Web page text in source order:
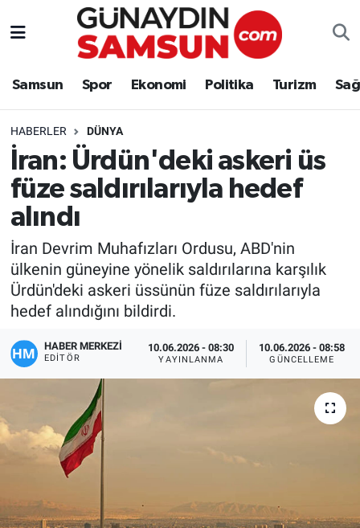
Samsun Spor Ekonomi Politika Turizm
HABERLER DÜNYA
İran: Ürdün'deki askeri üs
füze saldırılarıyla hedef
alındı
İran Devrim Muhafızları Ordusu, ABD'nin
ülkenin güneyine yönelik saldırılarına karşılık
Ürdün'deki askeri üssünün füze saldırılarıyla
hedef alındığını bildirdi.
HABER MERKEZİ
EDITÖR
10.06.2026 - 08:30
YAYINLANMA
10.06.2026 - 08:58
GÜNCELLEME
Samsun
Ekonomi
Politika
Turizm
Sağlık
Eğitim
Yaşam
Kültür Sanat
Bilim ve Teknoloji
Genel
Nöbetçi Eczaneler
Trafik Durumu
Süper Lig Puan Durumu ve Fikstür
Tüm Manşetler
Son Dakika Haberleri
Haber Arşivi